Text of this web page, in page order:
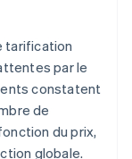
tarification
par le
constatent
de
du prix,
globale.